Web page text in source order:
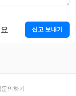
신고 보내기
문의하기